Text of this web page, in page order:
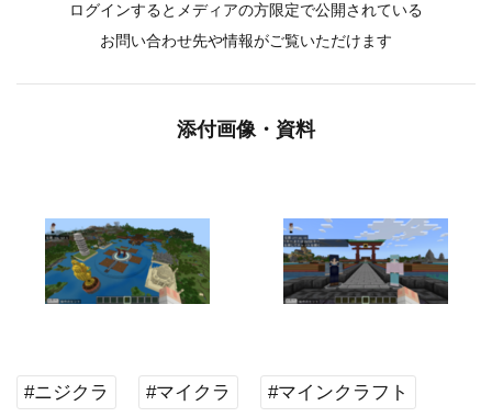
ログインするとメディアの方限定で公開されている
お問い合わせ先や情報がご覧いただけます
添付画像・資料
#ニジクラ #マイクラ #マインクラフト